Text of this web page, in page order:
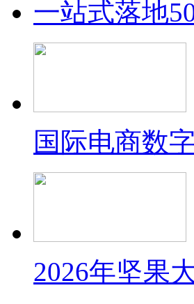
一站式落地
国际电商数
2026年坚果